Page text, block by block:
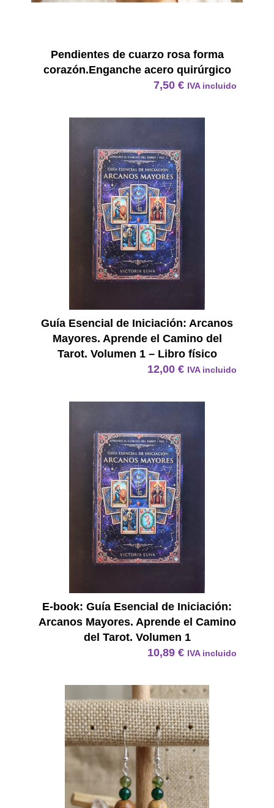
Pendientes de cuarzo rosa forma
corazón.Enganche acero quirúrgico
7,50 € IVA incluido
Guía Esencial de Iniciación: Arcanos
Mayores. Aprende el Camino del
Tarot. Volumen 1 – Libro físico
12,00 € IVA incluido
E-book: Guía Esencial de Iniciación:
Arcanos Mayores. Aprende el Camino
del Tarot. Volumen 1
10,89 € IVA incluido